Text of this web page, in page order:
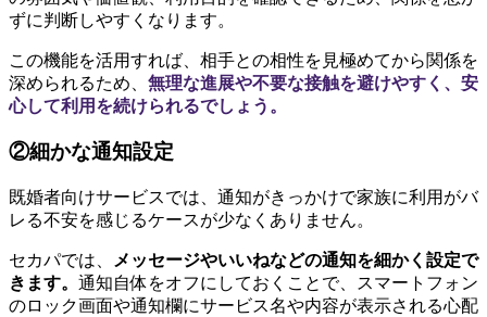
ずに判断しやすくなります。
この機能を活用すれば、相手との相性を見極めてから関係を
深められるため、 無理な進展や不要な接触を避けやすく、安
心して利用を続けられるでしょう。
②細かな通知設定
既婚者向けサービスでは、通知がきっかけで家族に利用がバ
レる不安を感じるケースが少なくありません。
セカパでは、
メッセージやいいねなどの通知を細かく設定で
きます。 通知自体をオフにしておくことで、スマートフォン
のロック画面や通知欄にサービス名や内容が表示される心配